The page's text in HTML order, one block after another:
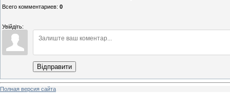
Всего комментариев: 0
Увійдіть:
Відправити
Полная версия сайта